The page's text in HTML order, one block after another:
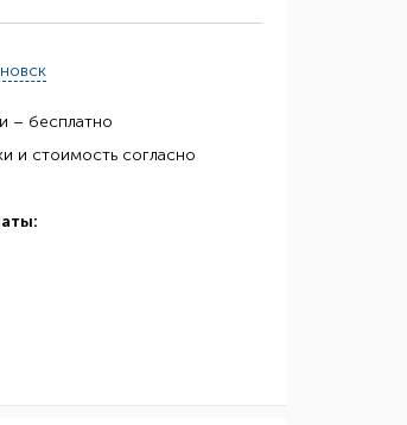
– бесплатно
и стоимость согласно